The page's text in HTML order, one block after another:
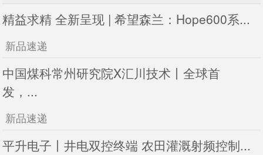
精益求精 全新呈现 | 希望森兰：Hope600系...
新品速递
中国煤科常州研究院X汇川技术丨全球首
发，...
新品速递
平升电子丨井电双控终端 农田灌溉射频控制...